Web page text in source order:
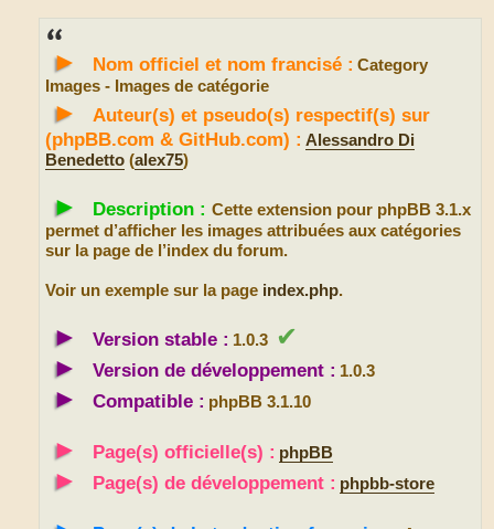
► Nom officiel et nom francisé : Category
Images - Images de catégorie
►
Auteur(s) et pseudo(s) respectif(s) sur
(phpBB.com & GitHub.com) : Alessandro Di
Benedetto (alex75)
► Description : Cette extension pour phpBB 3.1.x
permet d’afficher les images attribuées aux catégories
sur la page de l’index du forum.
Voir un exemple sur la page index.php.
► Version stable : 1.0.3 ✔
►
Version de développement : 1.0.3
► Compatible : phpBB 3.1.10
► Page(s) officielle(s) : phpBB
► Page(s) de développement : phpbb-store